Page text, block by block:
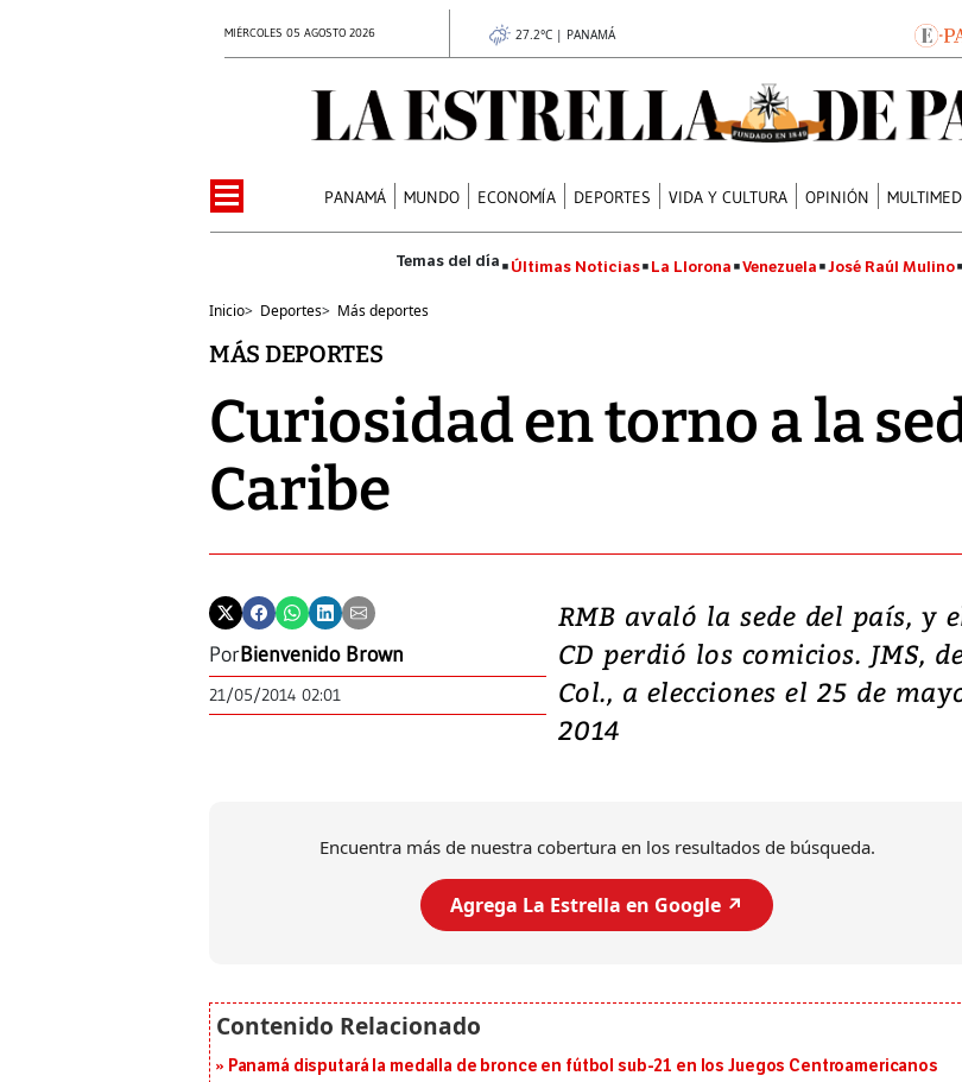
MIÉRCOLES 05 AGOSTO 2026 27.2°C | PANAMÁ
PANAMÁ MUNDO ECONOMÍA DEPORTES VIDA Y CULTURA OPINIÓN
Últimas Noticias La Llorona Venezuela José Raúl Mulino
Inicio> Deportes> Más deportes
MÁS DEPORTES
Curiosidad en torno a la
Caribe
PorBienvenido Brown
21/05/2014 02:01
RMB avaló la sede del país, y
CD perdió los comicios. JMS,
Col., a elecciones el 25 de
2014
Encuentra más de nuestra cobertura en los resultados de búsqueda.
Agrega La Estrella en Google ↗️
Panamá disputará la medalla de bronce en fútbol sub-21 en los Juegos Centroamericanos
Video, Japón:
deja heridos y graves
daños en Kumamoto
7,1 se registró este martes 28 de
emergencia de gran...